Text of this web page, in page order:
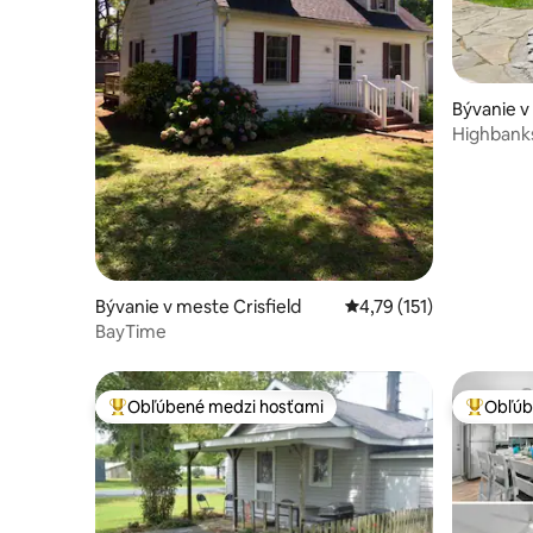
Bývanie v meste Crisfield Priemerné
4,79 (151)
BayTime
Bývanie
Najobľúbenejšie medzi hosťami
Obľúbené medzi hosťami